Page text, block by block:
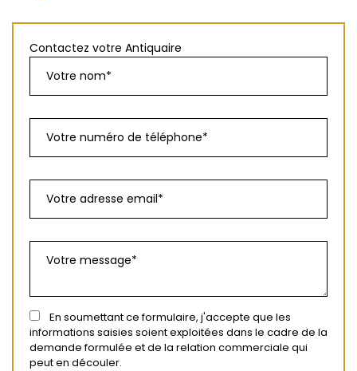
Contactez votre Antiquaire
En soumettant ce formulaire, j'accepte que les
informations saisies soient exploitées dans le cadre de la
demande formulée et de la relation commerciale qui
peut en découler.